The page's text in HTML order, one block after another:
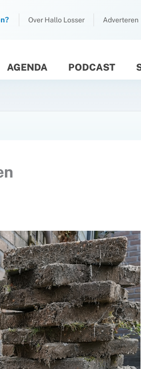
Over Hallo Losser Adverteren
AGENDA PODCAST